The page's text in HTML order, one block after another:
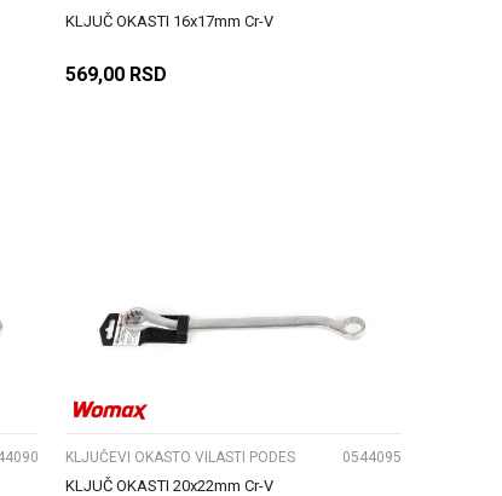
KLJUČ OKASTI 16x17mm Cr-V
569,00 RSD
UPOREDI
KLJUČEVI OKASTO VILASTI PODES 0544095
KLJUČ OKASTI 20x22mm Cr-V